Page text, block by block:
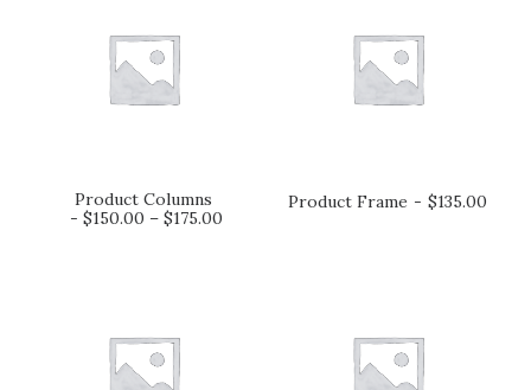
CHOIX DES OPTIONS
Product Columns
$150.00 –$175.00 AJOUTER AU PANIER
Product Frame $135.00